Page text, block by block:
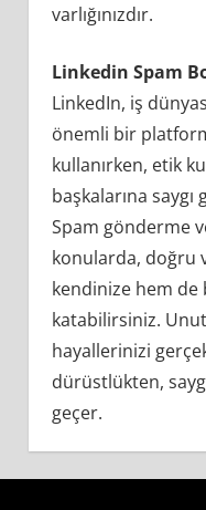
varlığınızdır.
Linkedin Spam
LinkedIn, iş
önemli bir
kullanırken, etik
başkalarına
Spam gönderme
konularda, doğru
kendinize hem de
katabilirsiniz.
hayallerinizi
dürüstlükten,
geçer.
Linkedin